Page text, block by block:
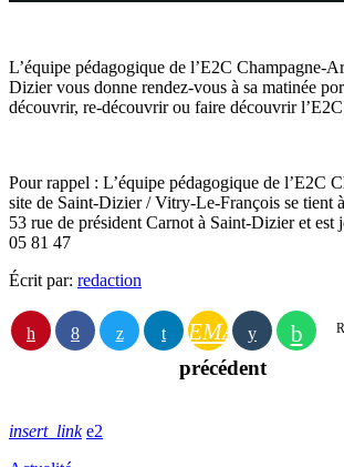
L’équipe pédagogique de l’E2C Champagne-
Dizier vous donne rendez-vous à sa matinée
découvrir, re-découvrir ou faire découvrir
Pour rappel : L’équipe pédagogique de l’E2C
site de Saint-Dizier / Vitry-Le-François se tient
53 rue de président Carnot à Saint-Dizier et est
05 81 47
Écrit par: redaction
EMAIL
précédent
insert_link
2